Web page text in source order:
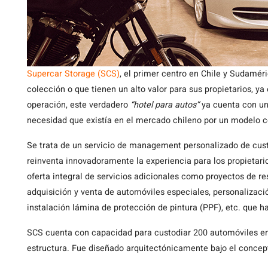
Supercar Storage (SCS), el primer centro en Chile y
colección o que tienen un alto valor para sus propietarios,
operación, este verdadero “hotel para autos”ya cuenta con
necesidad que existía en el mercado chileno por un modelo
Se trata de un servicio de management personalizado de
reinventa innovadoramente la experiencia para los
oferta integral de servicios adicionales como proyectos de
adquisición y venta de automóviles especiales,
instalación lámina de protección de pintura (PPF), etc. que
SCS cuenta con capacidad para custodiar 200 automóviles
estructura. Fue diseñado arquitectónicamente bajo el